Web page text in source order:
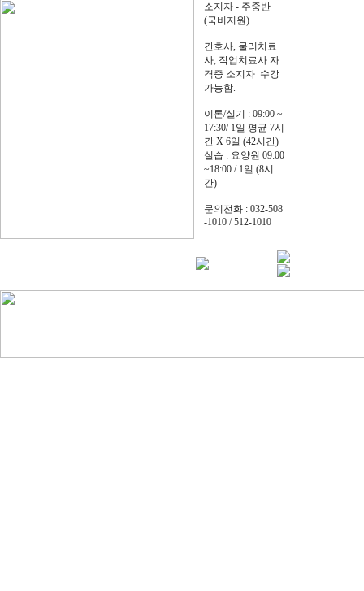
소지자 - 주중반
(국비지원)
간호사, 물리치료
사, 작업치료사 자
격증 소지자 수강
가능함.
이론/실기 : 09:00 ~
17:30/ 1일 평균 7시
간 X 6일 (42시간)
실습 : 요양원 09:00
~18:00 / 1일 (8시
간)
문의전화 : 032-508
-1010 / 512-1010